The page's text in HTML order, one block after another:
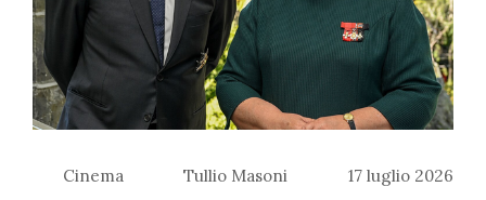
Cinema Tullio Masoni 17 luglio 2026